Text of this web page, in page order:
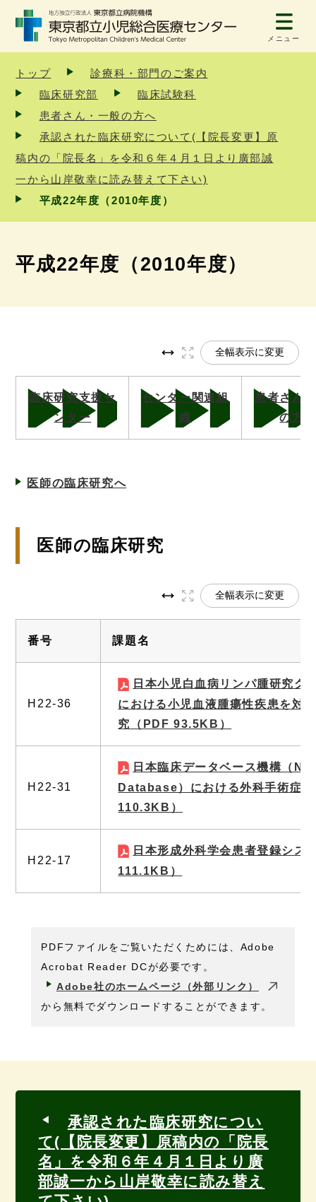
メニュー
トップ
診療科・部門のご案内
臨床研究部
臨床試験科
患者さん・一般の方へ
承認された臨床研究について(【院長変更】原
稿内の「院長名」を令和６年４月１日より廣部誠
一から山岸敬幸に読み替えて下さい)
平成22年度（2010年度）
平成22年度（2010年度）
全幅表示に変更
臨床研究支援セ
ンター
センター関連組
織
患者さん
の方
医師の臨床研究へ
医師の臨床研究
全幅表示に変更
番号 課題名
H22-36
日本小児白血病リンパ腫研究グ
における小児血液腫瘍性疾患を対
究
（PDF 93.5KB）
H22-31
日本臨床データベース機構（
Database）における外科手術症
110.3KB）
H22-17
日本形成外科学会患者登録シス
111.1KB）
PDFファイルをご覧いただくためには、Adobe
Acrobat Reader DCが必要です。
Adobe社のホームページ（外部リンク）
から無料でダウンロードすることができます。
承認された臨床研究につい
て(【院長変更】原稿内の「院長
名」を令和６年４月１日より廣
部誠一から山岸敬幸に読み替え